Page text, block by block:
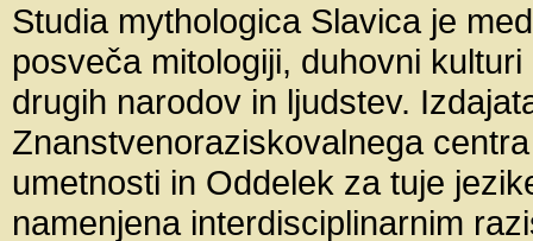
Studia mythologica Slavica je
posveča mitologiji, duhovni
drugih narodov in ljudstev.
Znanstvenoraziskovalnega
umetnosti in Oddelek za tuje
namenjena interdisciplinarnim